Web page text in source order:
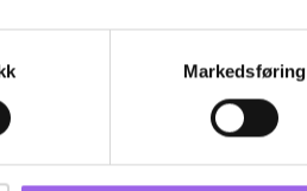
Markedsføring